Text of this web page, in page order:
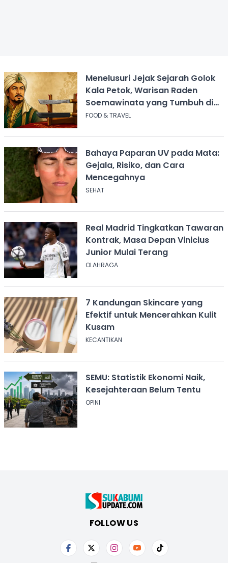
Menelusuri Jejak Sejarah Golok
Kala Petok, Warisan Raden
Soemawinata yang Tumbuh di
Sukabumi
FOOD & TRAVEL
Bahaya Paparan UV pada Mata:
Gejala, Risiko, dan Cara
Mencegahnya
SEHAT
Real Madrid Tingkatkan Tawaran
Kontrak, Masa Depan Vinicius
Junior Mulai Terang
OLAHRAGA
7 Kandungan Skincare yang
Efektif untuk Mencerahkan Kulit
Kusam
KECANTIKAN
SEMU: Statistik Ekonomi Naik,
Kesejahteraan Belum Tentu
OPINI
FOLLOW US